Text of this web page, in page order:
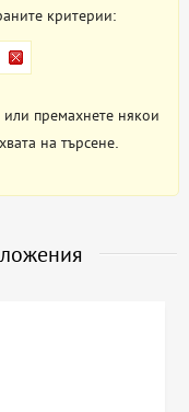
критерии:
или премахнете някои
на търсене.